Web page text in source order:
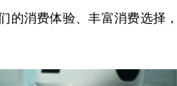
的消费体验、丰富消费选择